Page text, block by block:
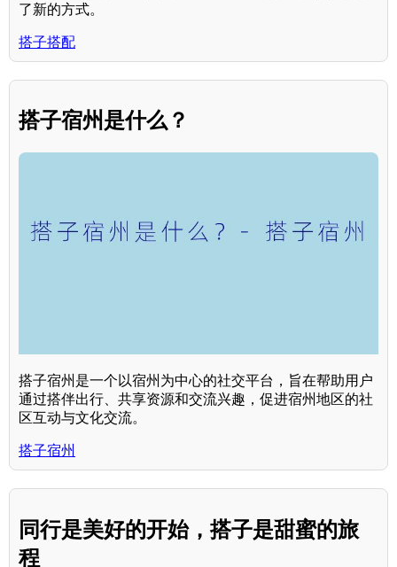
了新的方式。
搭子搭配
搭子宿州是什么？
搭子宿州是一个以宿州为中心的社交平台，旨在帮助用户
通过搭伴出行、共享资源和交流兴趣，促进宿州地区的社
区互动与文化交流。
搭子宿州
同行是美好的开始，搭子是甜蜜的旅
程